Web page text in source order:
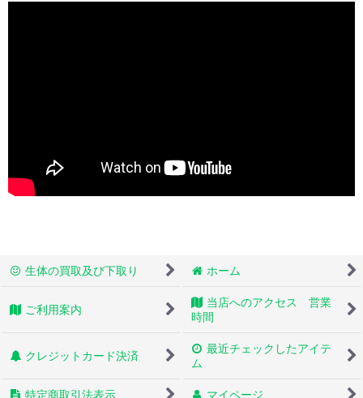
生体の買取及び下取り ホーム
ご利用案内
当店へのアクセス 営業
時間
クレジットカード決済
最近チェックしたアイテ
ム
特定商取引法表示 マイページ